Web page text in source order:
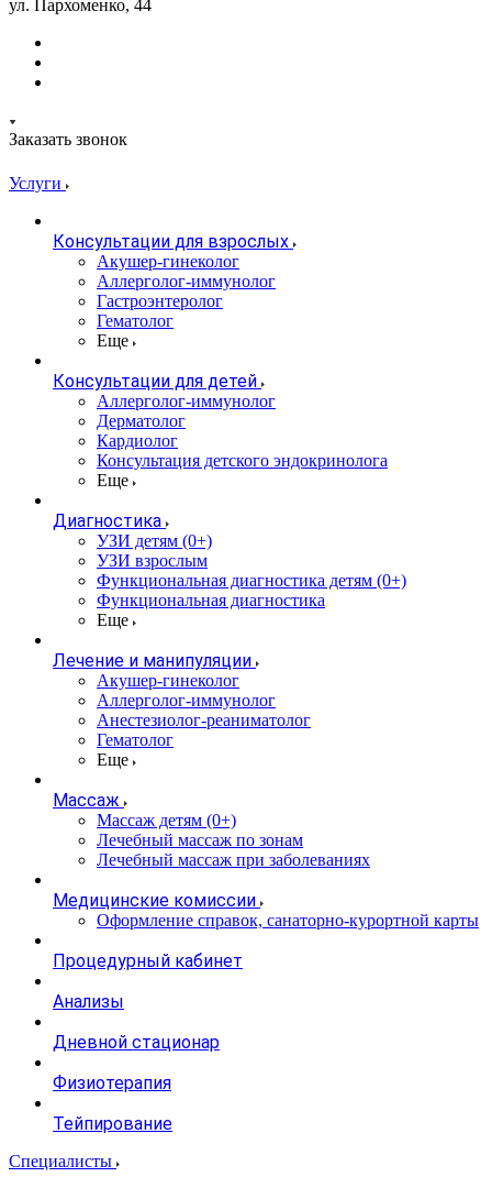
ул. Пархоменко, 44
Заказать звонок
Услуги
Консультации для взрослых
Акушер-гинеколог
Аллерголог-иммунолог
Гастроэнтеролог
Гематолог
Еще
Консультации для детей
Аллерголог-иммунолог
Дерматолог
Кардиолог
Консультация детского эндокринолога
Еще
Диагностика
УЗИ детям (0+)
УЗИ взрослым
Функциональная диагностика детям (0+)
Функциональная диагностика
Еще
Лечение и манипуляции
Акушер-гинеколог
Аллерголог-иммунолог
Анестезиолог-реаниматолог
Гематолог
Еще
Массаж
Массаж детям (0+)
Лечебный массаж по зонам
Лечебный массаж при заболеваниях
Медицинские комиссии
Оформление справок, санаторно-курортной карты
Процедурный кабинет
Анализы
Дневной стационар
Физиотерапия
Тейпирование
Специалисты